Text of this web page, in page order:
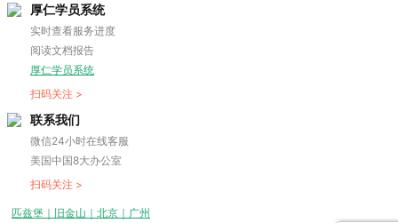
厚仁学员系统
实时查看服务进度
阅读文档报告
厚仁学员系统
扫码关注 >
联系我们
微信24小时在线客服
美国中国8大办公室
扫码关注 >
匹兹堡｜旧金山｜北京｜广州